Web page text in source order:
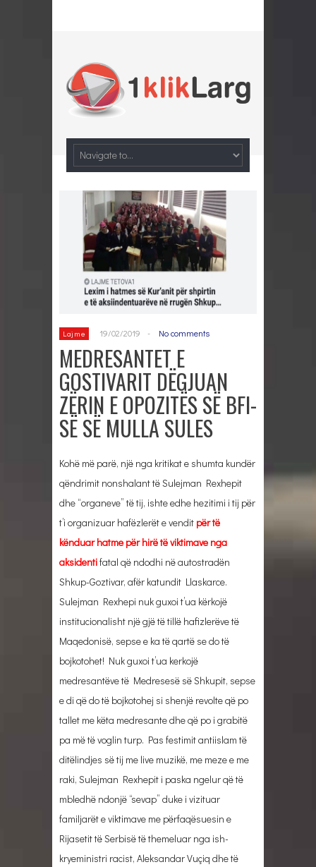
Lajme 19/02/2019 - No comments
MEDRESANTET E
GOSTIVARIT DËGJUAN
ZËRIN E OPOZITËS SË BFI-
SË SË MULLA SULES
Kohë më parë, një nga kritikat e shumta kundër
qëndrimit nonshalant të Sulejman Rexhepit
dhe “organeve” të tij, ishte edhe hezitimi i tij për
t’i organizuar hafëzlerët e vendit për të
kënduar hatme për hirë të viktimave nga
aksidentifatal që ndodhi në autostradën
Shkup-Goztivar, afër katundit Llaskarce.
Sulejman Rexhepi nuk guxoi t’ua kërkojë
institucionalisht një gjë të tillë hafizlerëve të
Maqedonisë, sepse e ka të qartë se do të
bojkotohet! Nuk guxoi t’ua kerkojë
medresantëve të Medresesë së Shkupit, sepse
e di që do të bojkotohej si shenjë revolte që po
tallet me këta medresante dhe që po i grabitë
pa më të voglin turp. Pas festimit antiislam të
ditëlindjes së tij me live muzikë, me meze e me
raki, Sulejman Rexhepit i paska ngelur që të
mbledhë ndonjë “sevap” duke i vizituar
familjarët e viktimave me përfaqësuesin e
Rijasetit të Serbisë të themeluar nga ish-
kryeministri racist, Aleksandar Vuçiq dhe të